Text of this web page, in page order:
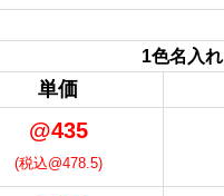
1色名入れ
単価
@435
(税込@478.5)